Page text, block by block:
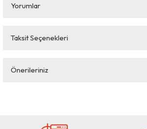
Yorumlar
Bu ürüne ilk yorumu siz yapın!
Taksit Seçenekleri
Önerileriniz